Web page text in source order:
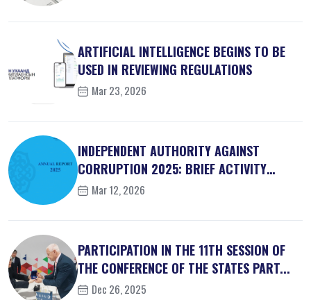
ARTIFICIAL INTELLIGENCE BEGINS TO BE
USED IN REVIEWING REGULATIONS
Mar 23, 2026
INDEPENDENT AUTHORITY AGAINST
CORRUPTION 2025: BRIEF ACTIVITY
REPORT
Mar 12, 2026
PARTICIPATION IN THE 11TH SESSION OF
THE CONFERENCE OF THE STATES PART...
Dec 26, 2025